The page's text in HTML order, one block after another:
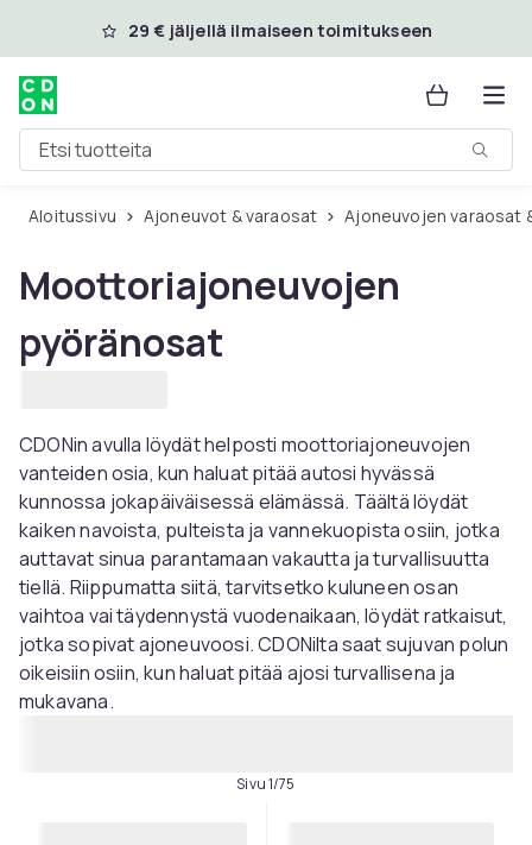
Ohita ja siirry pääsisältöön
29 € jäljellä ilmaiseen toimitukseen
Etsi tuotteita
Aloitussivu Ajoneuvot & varaosat Ajoneuvojen varaosat
Moottoriajoneuvojen
pyöränosat
CDONin avulla löydät helposti moottoriajoneuvojen
vanteiden osia, kun haluat pitää autosi hyvässä
kunnossa jokapäiväisessä elämässä. Täältä löydät
kaiken navoista, pulteista ja vannekuopista osiin, jotka
auttavat sinua parantamaan vakautta ja turvallisuutta
tiellä. Riippumatta siitä, tarvitsetko kuluneen osan
vaihtoa vai täydennystä vuodenaikaan, löydät ratkaisut,
jotka sopivat ajoneuvoosi. CDONilta saat sujuvan polun
oikeisiin osiin, kun haluat pitää ajosi turvallisena ja
mukavana.
Sivu 1/75